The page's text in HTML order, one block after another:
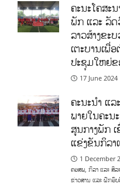
ຄະນະໂຄສະ
ພັກ ແລະ ລັ
ລາວສ້າງຂະ
ເຕະບານເພື່
ປະຊຸມໃຫຍ່
17 June 2024
ຄະນະນຳ ແລ
ພາຍໃນຄະນ
ສູນກາງພັກ
ແຂ່ງຂັນກິລ
1 December
ຄອສພ, ກິລາ ແລະ ສິລ
ຂ່າວສານ ແລະ ຝຶກອົ